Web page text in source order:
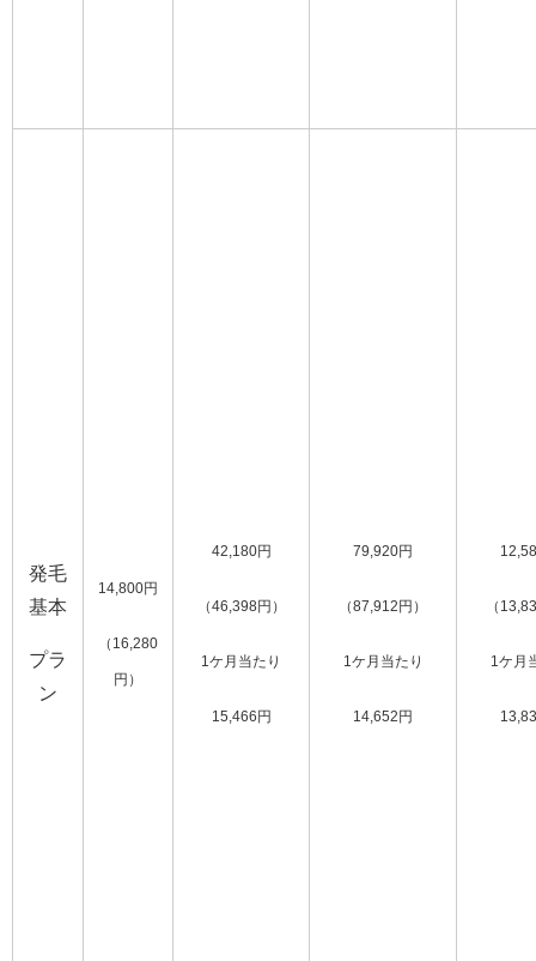
発毛
基本
プラ
ン
14,800円
（16,280
円）
42,180円
（46,398円）
1ケ月当たり
15,466円
79,920円
（87,912円）
1ケ月当たり
14,652円
（
1ケ月